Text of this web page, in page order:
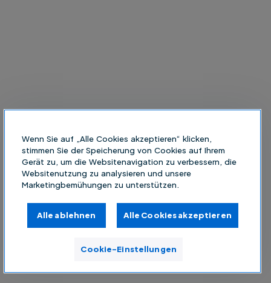
Wenn Sie auf „Alle Cookies akzeptieren“ klicken,
stimmen Sie der Speicherung von Cookies auf Ihrem
Gerät zu, um die Websitenavigation zu verbessern, die
Websitenutzung zu analysieren und unsere
Marketingbemühungen zu unterstützen.
Alle ablehnen Alle Cookies akzeptieren
Cookie-Einstellungen